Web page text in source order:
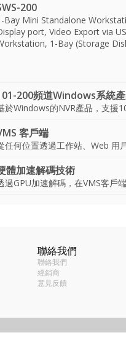
200
Bay Mini Standalone
port, Video Export via
1-Bay (Storage
200頻道Windows系統
於Windows的NVR產品，支援
客戶端
任何位置透過工作站、Web 用
體加速解碼技術
過GPU加速解碼，在VMS客戶
程序
SWS-200 A&E
SWS-200 規格表 - 繁體中文
Standalone VMS
ACTi 整合解決方案
驗證器
是否相容，並驗證
您的項目中是否整
聯絡我們
聯絡我們
經銷商
意見反饋